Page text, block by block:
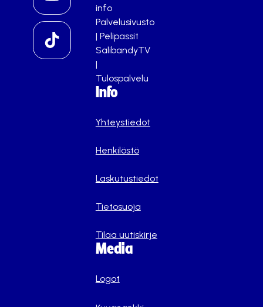
info
Palvelusivusto
| Pelipassit
SalibandyTV
|
Tulospalvelu
Info
Yhteystiedot
Henkilöstö
Laskutustiedot
Tietosuoja
Tilaa uutiskirje
Media
Logot